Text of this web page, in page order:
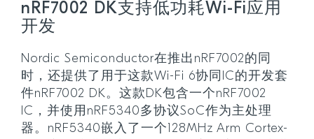
nRF7002 DK支持低功耗Wi-Fi应用
开发
Nordic Semiconductor在推出nRF7002的同
时，还提供了用于这款Wi-Fi 6协同IC的开发套
件nRF7002 DK。这款DK包含一个nRF7002
IC，并使用nRF5340多协议SoC作为主处理
器。nRF5340嵌入了一个128MHz Arm Cortex-